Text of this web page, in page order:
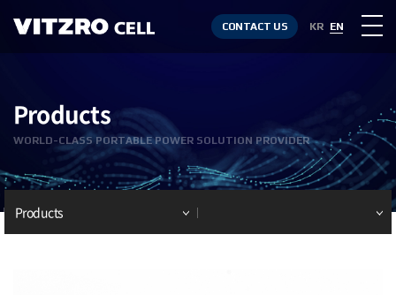
CONTACT US KR EN
Products
WORLD-CLASS PORTABLE POWER SOLUTION PROVIDER
Products